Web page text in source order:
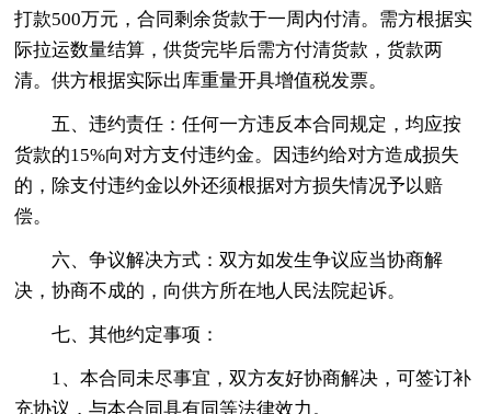
打款500万元，合同剩余货款于一周内付清。需方根据实
际拉运数量结算，供货完毕后需方付清货款，货款两
清。供方根据实际出库重量开具增值税发票。
五、违约责任：任何一方违反本合同规定，均应按
货款的15%向对方支付违约金。因违约给对方造成损失
的，除支付违约金以外还须根据对方损失情况予以赔
偿。
六、争议解决方式：双方如发生争议应当协商解
决，协商不成的，向供方所在地人民法院起诉。
七、其他约定事项：
1、本合同未尽事宜，双方友好协商解决，可签订补
充协议，与本合同具有同等法律效力。